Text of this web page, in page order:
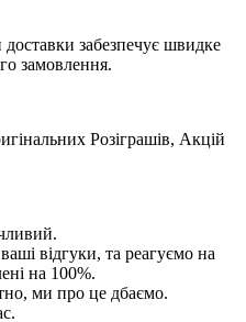
забезпечує швидке
замовлення.
Розіграшів, Акцій
відгуки, та реагуємо на
на 100%.
ми про це дбаємо.